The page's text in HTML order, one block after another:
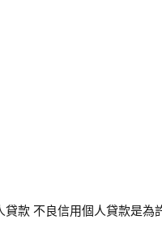
款 不良信用個人貸款是為